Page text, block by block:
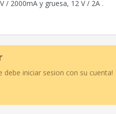
/ 2000mA y gruesa, 12 V / 2A .
iniciar sesion con su cuenta!